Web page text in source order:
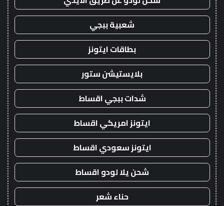
شعبية ببجي
بطاقات ايتونز
بلايستيشن ستور
شدات ببجي اقساط
ايتونز امريكي اقساط
ايتونز سعودي اقساط
شحن يلا لودو اقساط
حناء شعر